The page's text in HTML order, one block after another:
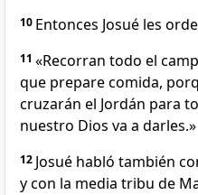
10 Entonces Josué les
11 «Recorran todo el
que prepare comida,
cruzarán el Jordán para
nuestro Dios va a darles.»
12 Josué habló también
y con la media tribu de